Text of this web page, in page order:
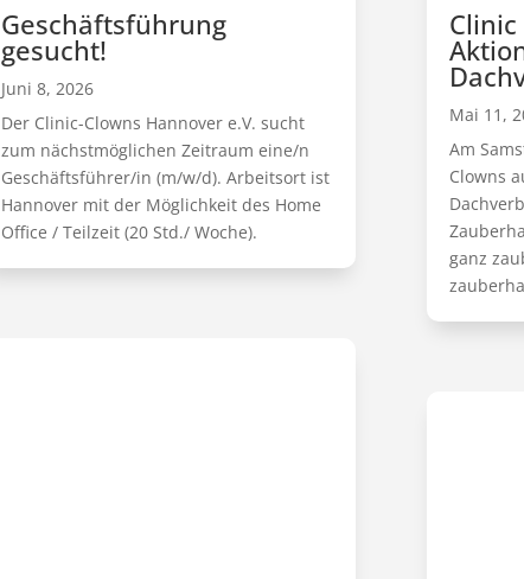
Geschäftsführung
gesucht!
Juni 8, 2026
Der Clinic-Clowns Hannover e.V. sucht
zum nächstmöglichen Zeitraum eine/n
Geschäftsführer/in (m/w/d). Arbeitsort ist
Hannover mit der Möglichkeit des Home
Office / Teilzeit (20 Std./ Woche).
Mai 11,
Am
Clowns
ganz